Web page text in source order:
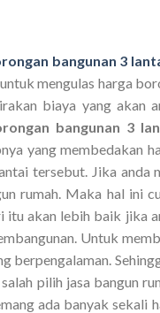
bangunan 3
mengulas harga
biaya yang akan
bangunan 3
yang membedakan
tersebut. Jika anda
rumah. Maka hal ini
itu akan lebih baik jika
Untuk
berpengalaman.
salah pilih jasa bangun
ada banyak sekali